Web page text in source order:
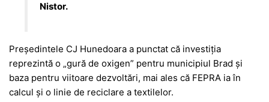
Nistor.
Președintele CJ Hunedoara a punctat că investiția
reprezintă o „gură de oxigen” pentru municipiul Brad și
baza pentru viitoare dezvoltări, mai ales că FEPRA ia în
calcul și o linie de reciclare a textilelor.